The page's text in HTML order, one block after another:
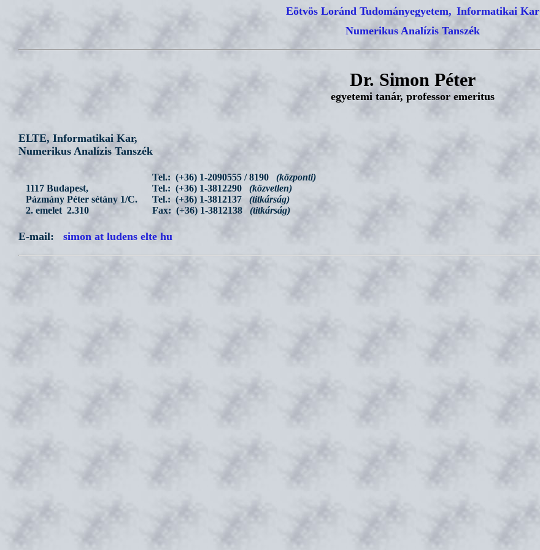
Eötvös Loránd Tudományegyetem, Informatikai Kar
Numerikus Analízis Tanszék
Dr. Simon Péter
egyetemi tanár, professor emeritus
ELTE, Informatikai Kar,
Numerikus Analízis Tanszék
Tel.: (+36) 1-2090555 / 8190
(központi)
1117 Budapest,
Tel.: (+36) 1-3812290
(közvetlen)
Pázmány Péter sétány 1/C. Tel.: (+36) 1-3812137
(titkárság)
2. emelet 2.310
Fax: (+36) 1-3812138 (titkárság)
E-mail: simon at ludens elte hu